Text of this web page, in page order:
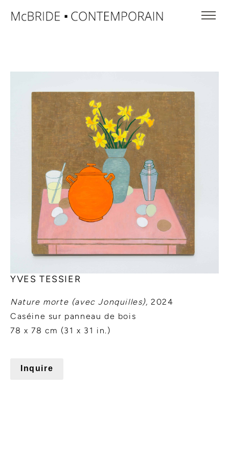
YVES TESSIER
Nature morte (avec Jonquilles),2024
Caséine sur panneau de bois
78 x 78 cm (31 x 31 in.)
Inquire